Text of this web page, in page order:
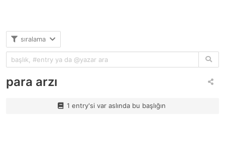
sıralama
para arzı
1 entry'si var aslında bu başlığın